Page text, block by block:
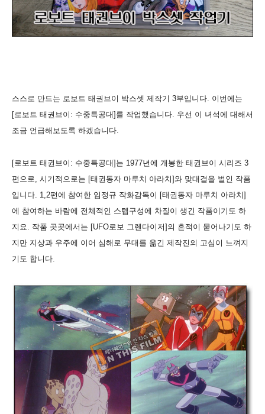
스스로 만드는 로보트 태권브이 박스셋 제작기 3부입니다. 이번에는
[로보트 태권브이: 수중특공대]를 작업했습니다. 우선 이 녀석에 대해서
조금 언급해보도록 하겠습니다.
[로보트 태권브이: 수중특공대]는 1977년에 개봉한 태권브이 시리즈 3
편으로, 시기적으로는 [태권동자 마루치 아라치]와 맞대결을 벌인 작품
입니다. 1,2편에 참여한 임정규 작화감독이 [태권동자 마루치 아라치]
에 참여하는 바람에 전체적인 스텝구성에 차질이 생긴 작품이기도 하
지요. 작품 곳곳에서는 [UFO로보 그렌다이저]의 흔적이 묻어나기도 하
지만 지상과 우주에 이어 심해로 무대를 옮긴 제작진의 고심이 느껴지
기도 합니다.